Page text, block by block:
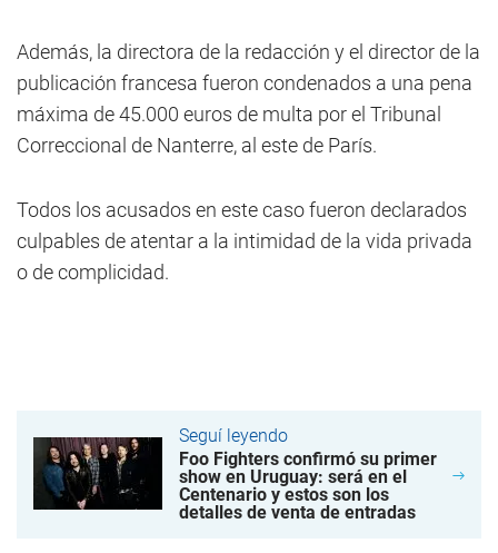
Además, la directora de la redacción y el director de la
publicación francesa fueron condenados a una pena
máxima de 45.000 euros de multa por el Tribunal
Correccional de Nanterre, al este de París.
Todos los acusados en este caso fueron declarados
culpables de atentar a la intimidad de la vida privada
o de complicidad.
Seguí leyendo
Foo Fighters confirmó su primer
show en Uruguay: será en el
Centenario y estos son los
detalles de venta de entradas